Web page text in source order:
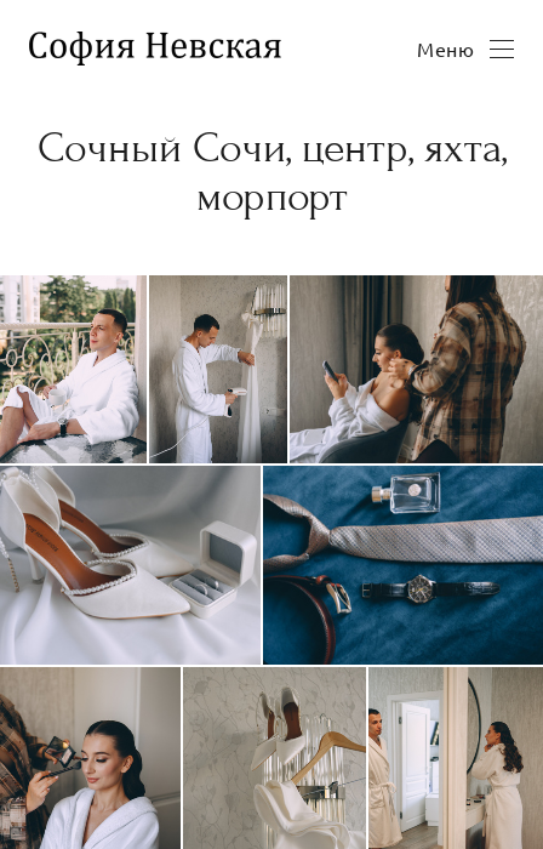
Меню
Сочный Сочи, центр, яхта,
морпорт